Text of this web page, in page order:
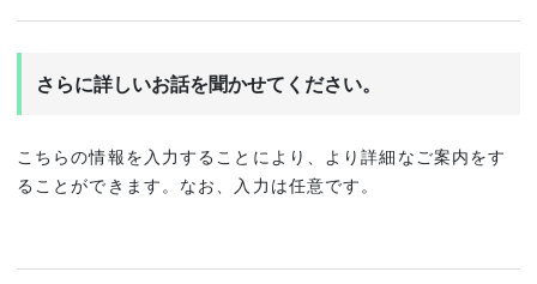
さらに詳しいお話を聞かせてください。
こちらの情報を入力することにより、より詳細なご案内をす
ることができます。なお、入力は任意です。